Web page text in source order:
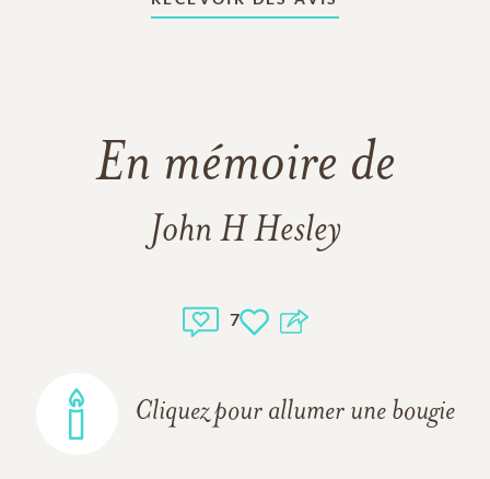
En mémoire de
John H Hesley
7
Cliquez pour allumer une bougie